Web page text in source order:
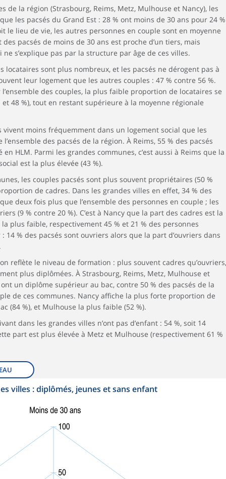
de la région (Strasbourg, Reims, Metz, Mulhouse et Nancy), les
les pacsés du Grand Est : 28 % ont moins de 30 ans pour 24 %
le lieu de vie, les autres personnes en couple sont en moyenne
pacsés de moins de 30 ans est proche d’un tiers, mais
s’explique pas par la structure par âge de ces villes.
locataires sont plus nombreux, et les pacsés ne dérogent pas à
leur logement que les autres couples : 47 % contre 56 %.
des couples, la plus faible proportion de locataires se
48 %), tout en restant supérieure à la moyenne régionale
vivent moins fréquemment dans un logement social que les
des pacsés de la région. À Reims, 55 % des pacsés
HLM. Parmi les grandes communes, c’est aussi à Reims que la
est la plus élevée (43 %).
les couples pacsés sont plus souvent propriétaires (50 %
de cadres. Dans les grandes villes en effet, 34 % des
deux fois plus que l’ensemble des personnes en couple ; les
(9 % contre 20 %). C’est à Nancy que la part des cadres est la
plus faible, respectivement 45 % et 21 % des personnes
14 % des pacsés sont ouvriers alors que la part d’ouvriers dans
reflète le niveau de formation : plus souvent cadres qu’ouvriers,
plus diplômées. À Strasbourg, Reims, Metz, Mulhouse et
un diplôme supérieur au bac, contre 50 % des pacsés de la
de ces communes. Nancy affiche la plus forte proportion de
(84 %), et Mulhouse la plus faible (52 %).
dans les grandes villes n’ont pas d’enfant : 54 %, soit 14
part est plus élevée à Metz et Mulhouse (respectivement 61 %
villes : diplômés, jeunes et sans enfant